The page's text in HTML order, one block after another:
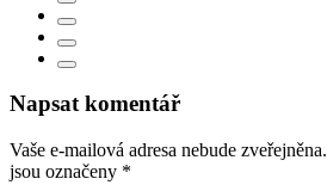
Napsat komentář
Vaše e-mailová adresa nebude zveřejněna.
jsou označeny *